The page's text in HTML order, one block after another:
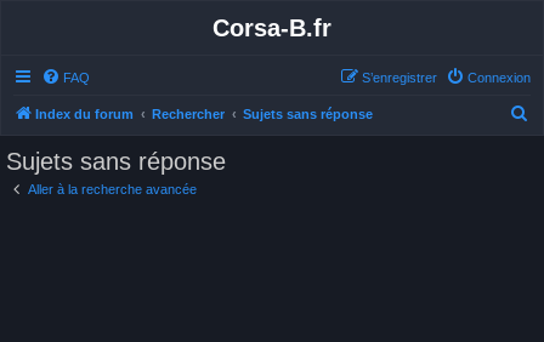
Corsa-B.fr
FAQ Connexion
S’enregistrer
Index du forum Rechercher Sujets sans réponse
Sujets sans réponse
Aller à la recherche avancée